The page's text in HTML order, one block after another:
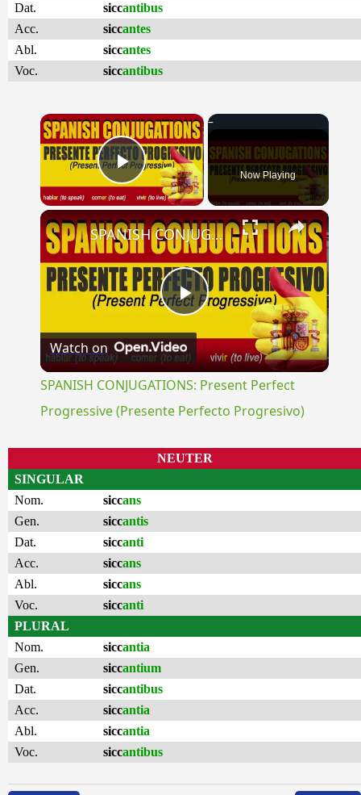
Dat.
siccantibus
Acc.
siccantes
Abl.
siccantes
Voc.
siccantibus
×
Play Video Now Playing
×
Play
Video
SPANISH CONJUGATIONS: Present Perfect Progressive (Presente Perfecto Progresivo)
Watch on
SPANISH CONJUGATIONS: Present Perfect
Progressive (Presente Perfecto Progresivo)
NEUTER
SINGULAR
Nom.
siccans
Gen.
siccantis
Dat.
siccanti
Acc.
siccans
Abl.
siccans
Voc.
siccanti
PLURAL
Nom.
siccantia
Gen.
siccantium
Dat.
siccantibus
Acc.
siccantia
Abl.
siccantia
Voc.
siccantibus